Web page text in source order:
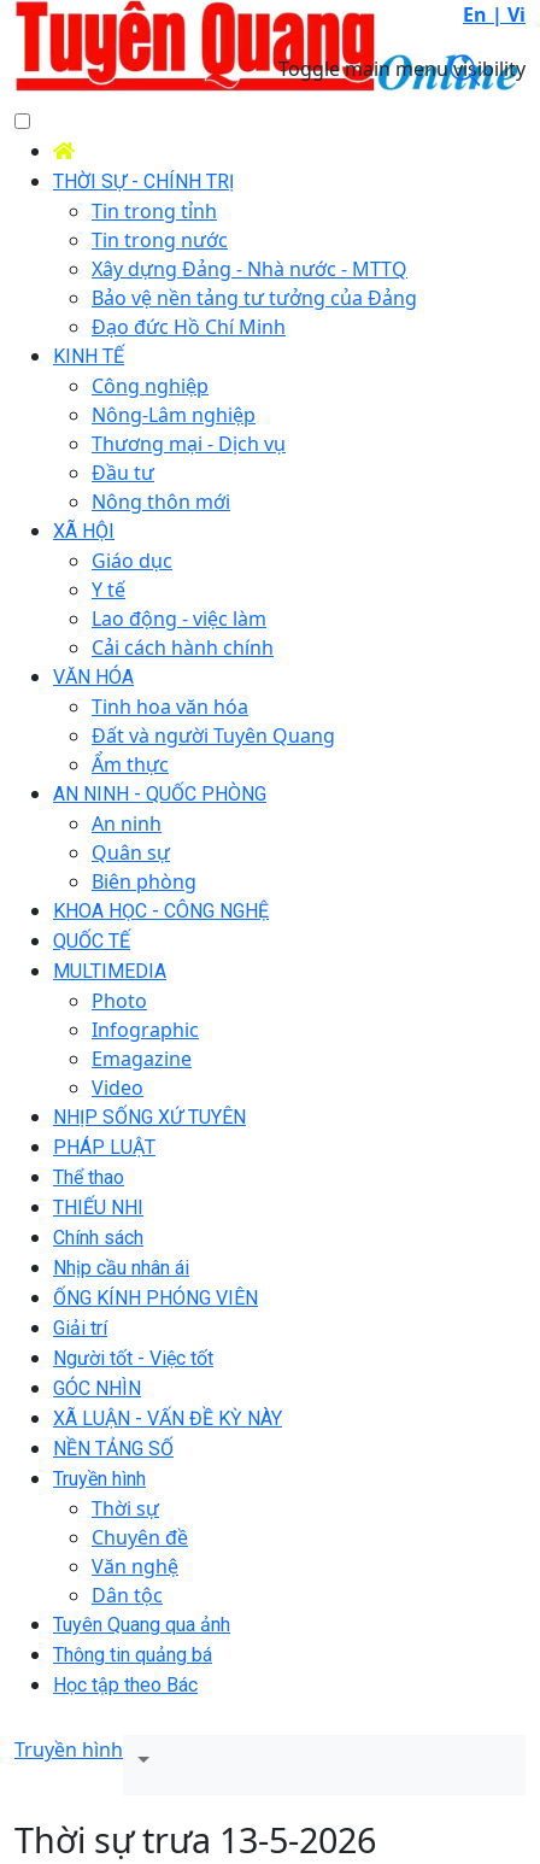
En | Vi
Toggle main menu visibility
THỜI SỰ - CHÍNH TRỊ
Tin trong tỉnh
Tin trong nước
Xây dựng Đảng - Nhà nước - MTTQ
Bảo vệ nền tảng tư tưởng của Đảng
Đạo đức Hồ Chí Minh
KINH TẾ
Công nghiệp
Nông-Lâm nghiệp
Thương mại - Dịch vụ
Đầu tư
Nông thôn mới
XÃ HỘI
Giáo dục
Y tế
Lao động - việc làm
Cải cách hành chính
VĂN HÓA
Tinh hoa văn hóa
Đất và người Tuyên Quang
Ẩm thực
AN NINH - QUỐC PHÒNG
An ninh
Quân sự
Biên phòng
KHOA HỌC - CÔNG NGHỆ
QUỐC TẾ
MULTIMEDIA
Photo
Infographic
Emagazine
Video
NHỊP SỐNG XỨ TUYÊN
PHÁP LUẬT
Thể thao
THIẾU NHI
Chính sách
Nhịp cầu nhân ái
ỐNG KÍNH PHÓNG VIÊN
Giải trí
Người tốt - Việc tốt
GÓC NHÌN
XÃ LUẬN - VẤN ĐỀ KỲ NÀY
NỀN TẢNG SỐ
Truyền hình
Thời sự
Chuyên đề
Văn nghệ
Dân tộc
Tuyên Quang qua ảnh
Thông tin quảng bá
Học tập theo Bác
Truyền hình
Thời sự trưa 13-5-2026